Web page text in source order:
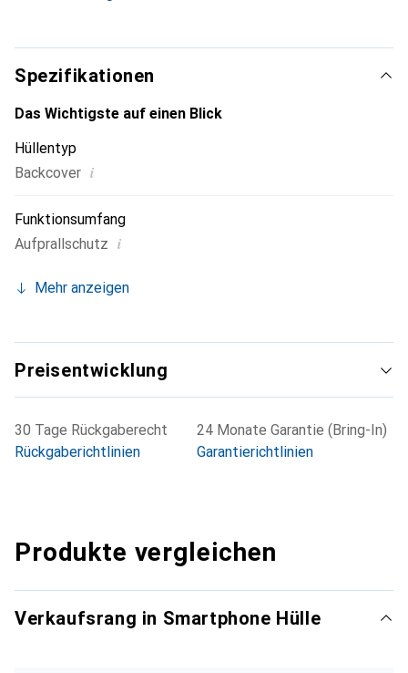
für den anspruchsvollen Kunden.
Spezifikationen
Das Wichtigste auf einen Blick
Hüllentyp
Backcover i
Funktionsumfang
Aufprallschutz i
Mehr anzeigen
Preisentwicklung
30 Tage Rückgaberecht
Rückgaberichtlinien
24 Monate Garantie (Bring-In)
Garantierichtlinien
Produkte vergleichen
Verkaufsrang in Smartphone Hülle